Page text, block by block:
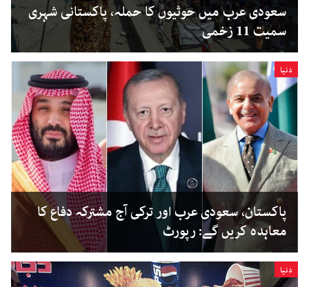
سعودی عرب میں حوثیوں کا حملہ، پاکستانی شہری
سمیت 11 زخمی
دنیا
پاکستان، سعودی عرب اور ترکی آج مشترکہ دفاع کا
معاہدہ کریں گے: رپورٹ
دنیا